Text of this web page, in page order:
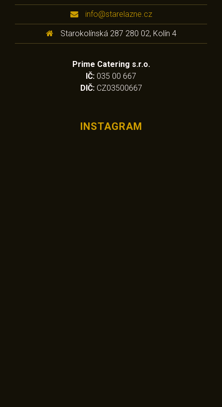
info@starelazne.cz
Starokolínská 287 280 02, Kolín 4
Prime Catering s.r.o.
IČ: 035 00 667
DIČ:CZ03500667
INSTAGRAM